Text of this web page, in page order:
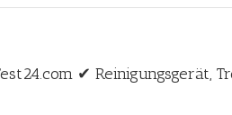
✔ Reinigungsgerät,